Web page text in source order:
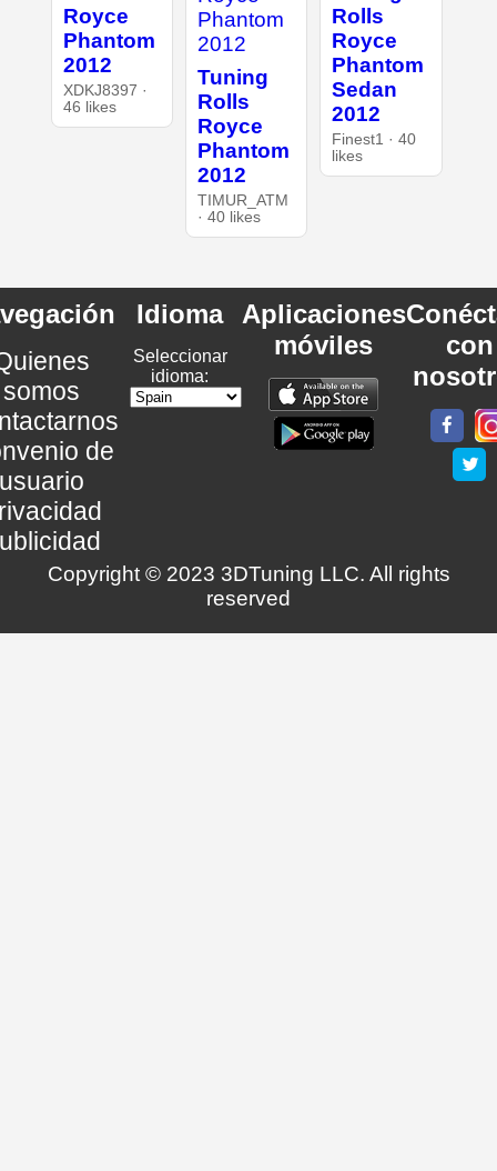
Royce
Phantom
2012
XDKJ8397 ·
46 likes
Tuning
Rolls
Royce
Phantom
2012
TIMUR_ATM
· 40 likes
Rolls
Royce
Phantom
Sedan
2012
Finest1 · 40
likes
somos
de
Idioma
Seleccionar
idioma:
Aplicaciones
móviles
con
Copyright © 2023 3DTuning LLC. All rights
reserved